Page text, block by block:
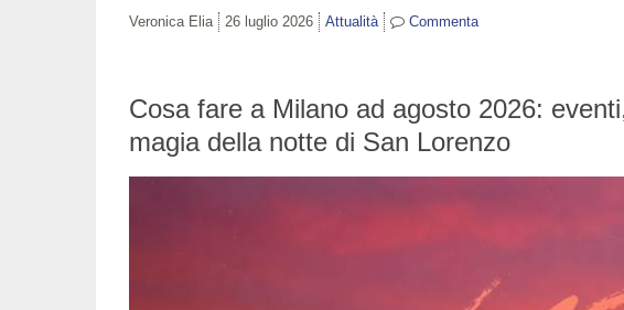
Veronica Elia 26 luglio 2026 Attualità Commenta
Cosa fare a Milano ad agosto 2026:
magia della notte di San Lorenzo